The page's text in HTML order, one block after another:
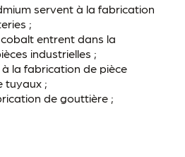
servent à la fabrication
;
entrent dans la
industrielles ;
à la fabrication de pièce
tuyaux ;
de gouttière ;